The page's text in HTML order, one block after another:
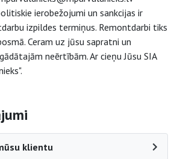
ierobežojumi un sankcijas ir
izpildes termiņus. Remontdarbi tiks
Ceram uz jūsu sapratni un
neērtībām. Ar cieņu Jūsu SIA
klientu